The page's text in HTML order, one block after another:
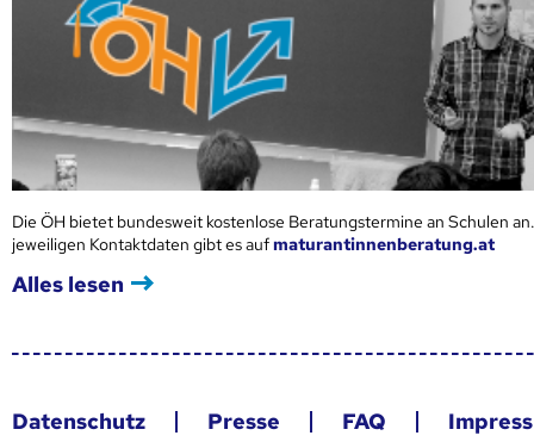
Die ÖH bietet bundesweit kostenlose Beratungstermine an Schulen
jeweiligen Kontaktdaten gibt es aufmaturantinnenberatung.at
Alles lesen
Datenschutz Presse FAQ